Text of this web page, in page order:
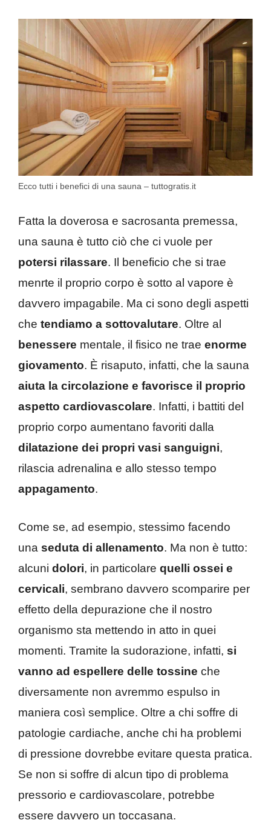
Ecco tutti i benefici di una sauna – tuttogratis.it
Fatta la doverosa e sacrosanta premessa,
una sauna è tutto ciò che ci vuole per
potersi rilassare. Il beneficio che si trae
menrte il proprio corpo è sotto al vapore è
davvero impagabile. Ma ci sono degli aspetti
che tendiamo a sottovalutare. Oltre al
benessere mentale, il fisico ne trae enorme
giovamento. È risaputo, infatti, che la sauna
aiuta la circolazione e favorisce il proprio
aspetto cardiovascolare. Infatti, i battiti del
proprio corpo aumentano favoriti dalla
dilatazione dei propri vasi sanguigni,
rilascia adrenalina e allo stesso tempo
appagamento.
Come se, ad esempio, stessimo facendo
una seduta di allenamento. Ma non è tutto:
alcuni dolori, in particolare quelli ossei e
cervicali, sembrano davvero scomparire per
effetto della depurazione che il nostro
organismo sta mettendo in atto in quei
momenti. Tramite la sudorazione, infatti, si
vanno ad espellere delle tossine che
diversamente non avremmo espulso in
maniera così semplice. Oltre a chi soffre di
patologie cardiache, anche chi ha problemi
di pressione dovrebbe evitare questa pratica.
Se non si soffre di alcun tipo di problema
pressorio e cardiovascolare, potrebbe
essere davvero un toccasana.